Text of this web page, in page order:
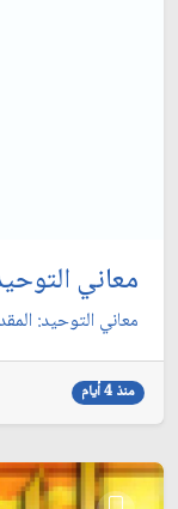
معاني
معاني التوحيد:
منذ 4 أيام